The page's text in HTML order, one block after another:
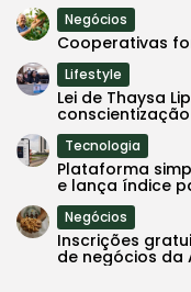
Negócios
Cooperativas
Lifestyle
Lei de Thaysa
Tecnologia
Plataforma
e lança índice
Negócios
Inscrições
de negócios da